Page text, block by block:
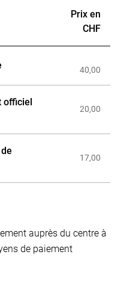
Prix en
CHF
40,00
officiel
20,00
17,00
auprès du centre à
de paiement